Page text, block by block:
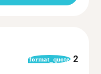
format_quote 2